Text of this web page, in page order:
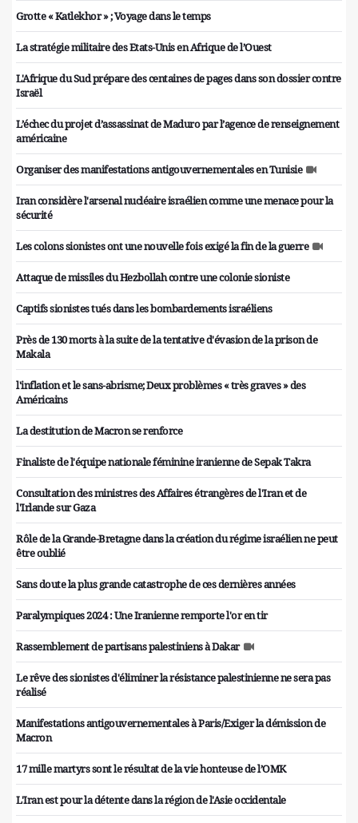
Grotte « Katlekhor » ; Voyage dans le temps
La stratégie militaire des Etats-Unis en Afrique de l’Ouest
L'Afrique du Sud prépare des centaines de pages dans son dossier contre
Israël
L’échec du projet d’assassinat de Maduro par l’agence de renseignement
américaine
Organiser des manifestations antigouvernementales en Tunisie
Iran considère l'arsenal nucléaire israélien comme une menace pour la
sécurité
Les colons sionistes ont une nouvelle fois exigé la fin de la guerre
Attaque de missiles du Hezbollah contre une colonie sioniste
Captifs sionistes tués dans les bombardements israéliens
Près de 130 morts à la suite de la tentative d'évasion de la prison de
Makala
l'inflation et le sans-abrisme; Deux problèmes « très graves » des
Américains
La destitution de Macron se renforce
Finaliste de l'équipe nationale féminine iranienne de Sepak Takra
Consultation des ministres des Affaires étrangères de l'Iran et de
l'Irlande sur Gaza
Rôle de la Grande-Bretagne dans la création du régime israélien ne peut
être oublié
Sans doute la plus grande catastrophe de ces dernières années
Paralympiques 2024 : Une Iranienne remporte l'or en tir
Rassemblement de partisans palestiniens à Dakar
Le rêve des sionistes d'éliminer la résistance palestinienne ne sera pas
réalisé
Manifestations antigouvernementales à Paris/Exiger la démission de
Macron
17 mille martyrs sont le résultat de la vie honteuse de l’OMK
L'Iran est pour la détente dans la région de l'Asie occidentale